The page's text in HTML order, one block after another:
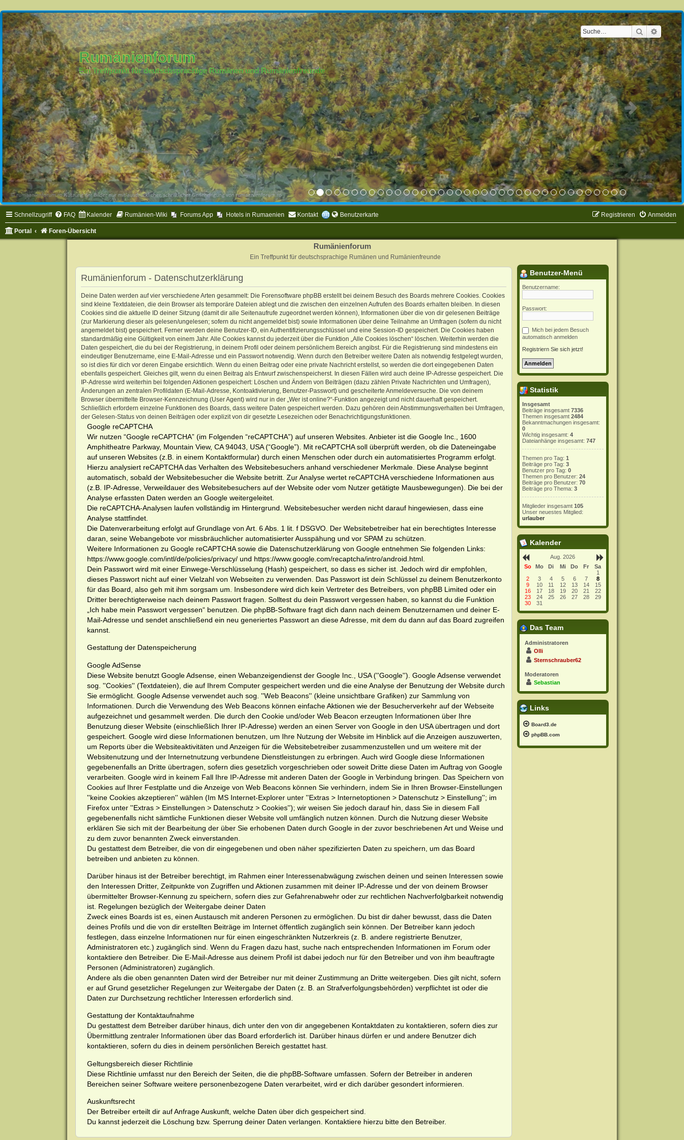
Suche
Rumänienforum
Ein Treffpunkt für deutschsprachige Rumänen und Rumänienfreunde
Schnellzugriff FAQ Kalender Rumänien-Wiki Forums App Hotels in Rumaenien Kontakt Benutzerkarte Anmelden
Registrieren
Portal Foren-Übersicht
Rumänienforum
Ein Treffpunkt für deutschsprachige Rumänen und Rumänienfreunde
Rumänienforum - Datenschutzerklärung
Deine Daten werden auf vier verschiedene Arten gesammelt: Die Forensoftware phpBB erstellt bei deinem Besuch des Boards mehrere Cookies. Cookies
sind kleine Textdateien, die dein Browser als temporäre Dateien ablegt und die zwischen den einzelnen Aufrufen des Boards erhalten bleiben. In diesen
Cookies sind die aktuelle ID deiner Sitzung (damit dir alle Seitenaufrufe zugeordnet werden können), Informationen über die von dir gelesenen Beiträge
(zur Markierung dieser als gelesen/ungelesen; sofern du nicht angemeldet bist) sowie Informationen über deine Teilnahme an Umfragen (sofern du nicht
angemeldet bist) gespeichert. Ferner werden deine Benutzer-ID, ein Authentifizierungsschlüssel und eine Session-ID gespeichert. Die Cookies haben
standardmäßig eine Gültigkeit von einem Jahr. Alle Cookies kannst du jederzeit über die Funktion „Alle Cookies löschen“ löschen. Weiterhin werden die
Daten gespeichert, die du bei der Registrierung, in deinem Profil oder deinem persönlichem Bereich angibst. Für die Registrierung sind mindestens ein
eindeutiger Benutzername, eine E-Mail-Adresse und ein Passwort notwendig. Wenn durch den Betreiber weitere Daten als notwendig festgelegt wurden,
so ist dies für dich vor deren Eingabe ersichtlich. Wenn du einen Beitrag oder eine private Nachricht erstellst, so werden die dort eingegebenen Daten
ebenfalls gespeichert. Gleiches gilt, wenn du einen Beitrag als Entwurf zwischenspeicherst. In diesen Fällen wird auch deine IP-Adresse gespeichert. Die
IP-Adresse wird weiterhin bei folgenden Aktionen gespeichert: Löschen und Ändern von Beiträgen (dazu zählen Private Nachrichten und Umfragen),
Änderungen an zentralen Profildaten (E-Mail-Adresse, Kontoaktivierung, Benutzer-Passwort) und gescheiterte Anmeldeversuche. Die von deinem
Browser übermittelte Browser-Kennzeichnung (User Agent) wird nur in der „Wer ist online?“-Funktion angezeigt und nicht dauerhaft gespeichert.
Schließlich erfordern einzelne Funktionen des Boards, dass weitere Daten gespeichert werden. Dazu gehören dein Abstimmungsverhalten bei Umfragen,
der Gelesen-Status von deinen Beiträgen oder explizit von dir gesetzte Lesezeichen oder Benachrichtigungsfunktionen.
Google reCAPTCHA
Wir nutzen “Google reCAPTCHA” (im Folgenden “reCAPTCHA”) auf unseren Websites. Anbieter ist die Google Inc., 1600
Amphitheatre Parkway, Mountain View, CA 94043, USA (“Google”). Mit reCAPTCHA soll überprüft werden, ob die Dateneingabe
auf unseren Websites (z.B. in einem Kontaktformular) durch einen Menschen oder durch ein automatisiertes Programm erfolgt.
Hierzu analysiert reCAPTCHA das Verhalten des Websitebesuchers anhand verschiedener Merkmale. Diese Analyse beginnt
automatisch, sobald der Websitebesucher die Website betritt. Zur Analyse wertet reCAPTCHA verschiedene Informationen aus
(z.B. IP-Adresse, Verweildauer des Websitebesuchers auf der Website oder vom Nutzer getätigte Mausbewegungen). Die bei der
Analyse erfassten Daten werden an Google weitergeleitet.
Die reCAPTCHA-Analysen laufen vollständig im Hintergrund. Websitebesucher werden nicht darauf hingewiesen, dass eine
Analyse stattfindet.
Die Datenverarbeitung erfolgt auf Grundlage von Art. 6 Abs. 1 lit. f DSGVO. Der Websitebetreiber hat ein berechtigtes Interesse
daran, seine Webangebote vor missbräuchlicher automatisierter Ausspähung und vor SPAM zu schützen.
Weitere Informationen zu Google reCAPTCHA sowie die Datenschutzerklärung von Google entnehmen Sie folgenden Links:
https://www.google.com/intl/de/policies/privacy/ und https://www.google.com/recaptcha/intro/android.html.
Dein Passwort wird mit einer Einwege-Verschlüsselung (Hash) gespeichert, so dass es sicher ist. Jedoch wird dir empfohlen,
dieses Passwort nicht auf einer Vielzahl von Webseiten zu verwenden. Das Passwort ist dein Schlüssel zu deinem Benutzerkonto
für das Board, also geh mit ihm sorgsam um. Insbesondere wird dich kein Vertreter des Betreibers, von phpBB Limited oder ein
Dritter berechtigterweise nach deinem Passwort fragen. Solltest du dein Passwort vergessen haben, so kannst du die Funktion
„Ich habe mein Passwort vergessen“ benutzen. Die phpBB-Software fragt dich dann nach deinem Benutzernamen und deiner E-
Mail-Adresse und sendet anschließend ein neu generiertes Passwort an diese Adresse, mit dem du dann auf das Board zugreifen
kannst.
Gestattung der Datenspeicherung
Google AdSense
Diese Website benutzt Google Adsense, einen Webanzeigendienst der Google Inc., USA (''Google''). Google Adsense verwendet
sog. ''Cookies'' (Textdateien), die auf Ihrem Computer gespeichert werden und die eine Analyse der Benutzung der Website durch
Sie ermöglicht. Google Adsense verwendet auch sog. ''Web Beacons'' (kleine unsichtbare Grafiken) zur Sammlung von
Informationen. Durch die Verwendung des Web Beacons können einfache Aktionen wie der Besucherverkehr auf der Webseite
aufgezeichnet und gesammelt werden. Die durch den Cookie und/oder Web Beacon erzeugten Informationen über Ihre
Benutzung dieser Website (einschließlich Ihrer IP-Adresse) werden an einen Server von Google in den USA übertragen und dort
gespeichert. Google wird diese Informationen benutzen, um Ihre Nutzung der Website im Hinblick auf die Anzeigen auszuwerten,
um Reports über die Websiteaktivitäten und Anzeigen für die Websitebetreiber zusammenzustellen und um weitere mit der
Websitenutzung und der Internetnutzung verbundene Dienstleistungen zu erbringen. Auch wird Google diese Informationen
gegebenenfalls an Dritte übertragen, sofern dies gesetzlich vorgeschrieben oder soweit Dritte diese Daten im Auftrag von Google
verarbeiten. Google wird in keinem Fall Ihre IP-Adresse mit anderen Daten der Google in Verbindung bringen. Das Speichern von
Cookies auf Ihrer Festplatte und die Anzeige von Web Beacons können Sie verhindern, indem Sie in Ihren Browser-Einstellungen
''keine Cookies akzeptieren'' wählen (Im MS Internet-Explorer unter ''Extras > Internetoptionen > Datenschutz > Einstellung''; im
Firefox unter ''Extras > Einstellungen > Datenschutz > Cookies''); wir weisen Sie jedoch darauf hin, dass Sie in diesem Fall
gegebenenfalls nicht sämtliche Funktionen dieser Website voll umfänglich nutzen können. Durch die Nutzung dieser Website
erklären Sie sich mit der Bearbeitung der über Sie erhobenen Daten durch Google in der zuvor beschriebenen Art und Weise und
zu dem zuvor benannten Zweck einverstanden.
Du gestattest dem Betreiber, die von dir eingegebenen und oben näher spezifizierten Daten zu speichern, um das Board
betreiben und anbieten zu können.
Darüber hinaus ist der Betreiber berechtigt, im Rahmen einer Interessenabwägung zwischen deinen und seinen Interessen sowie
den Interessen Dritter, Zeitpunkte von Zugriffen und Aktionen zusammen mit deiner IP-Adresse und der von deinem Browser
übermittelter Browser-Kennung zu speichern, sofern dies zur Gefahrenabwehr oder zur rechtlichen Nachverfolgbarkeit notwendig
ist. Regelungen bezüglich der Weitergabe deiner Daten
Zweck eines Boards ist es, einen Austausch mit anderen Personen zu ermöglichen. Du bist dir daher bewusst, dass die Daten
deines Profils und die von dir erstellten Beiträge im Internet öffentlich zugänglich sein können. Der Betreiber kann jedoch
festlegen, dass einzelne Informationen nur für einen eingeschränkten Nutzerkreis (z. B. andere registrierte Benutzer,
Administratoren etc.) zugänglich sind. Wenn du Fragen dazu hast, suche nach entsprechenden Informationen im Forum oder
kontaktiere den Betreiber. Die E-Mail-Adresse aus deinem Profil ist dabei jedoch nur für den Betreiber und von ihm beauftragte
Personen (Administratoren) zugänglich.
Andere als die oben genannten Daten wird der Betreiber nur mit deiner Zustimmung an Dritte weitergeben. Dies gilt nicht, sofern
er auf Grund gesetzlicher Regelungen zur Weitergabe der Daten (z. B. an Strafverfolgungsbehörden) verpflichtet ist oder die
Daten zur Durchsetzung rechtlicher Interessen erforderlich sind.
Gestattung der Kontaktaufnahme
Du gestattest dem Betreiber darüber hinaus, dich unter den von dir angegebenen Kontaktdaten zu kontaktieren, sofern dies zur
Übermittlung zentraler Informationen über das Board erforderlich ist. Darüber hinaus dürfen er und andere Benutzer dich
kontaktieren, sofern du dies in deinem persönlichen Bereich gestattet hast.
Geltungsbereich dieser Richtlinie
Diese Richtlinie umfasst nur den Bereich der Seiten, die die phpBB-Software umfassen. Sofern der Betreiber in anderen
Bereichen seiner Software weitere personenbezogene Daten verarbeitet, wird er dich darüber gesondert informieren.
Auskunftsrecht
Der Betreiber erteilt dir auf Anfrage Auskunft, welche Daten über dich gespeichert sind.
Du kannst jederzeit die Löschung bzw. Sperrung deiner Daten verlangen. Kontaktiere hierzu bitte den Betreiber.
Benutzer-Menü
Benutzername:
Passwort:
Mich bei jedem Besuch
automatisch anmelden
Registriern Sie sich jetzt!
Statistik
Insgesamt
Beiträge insgesamt 7336
Themen insgesamt2484
Bekanntmachungen insgesamt:
0
Wichtig insgesamt:4
Dateianhänge insgesamt: 747
Themen pro Tag:1
Beiträge pro Tag:3
Benutzer pro Tag:0
Themen pro Benutzer:24
Beiträge pro Benutzer: 70
Beiträge pro Thema:3
Mitglieder insgesamt105
Unser neuestes Mitglied:
urlauber
Kalender
Aug. 2026
So
Mo Di Mi Do Fr
Sa
1
2
3 4 5 6 7
8
9
10 11 12 13 14
15
16
17 18 19 20 21
22
23
24 25 26 27 28
29
30
31
Das Team
Administratoren
Olli
Sternschrauber62
Moderatoren
Sebastian
Links
Board3.de
phpBB.com